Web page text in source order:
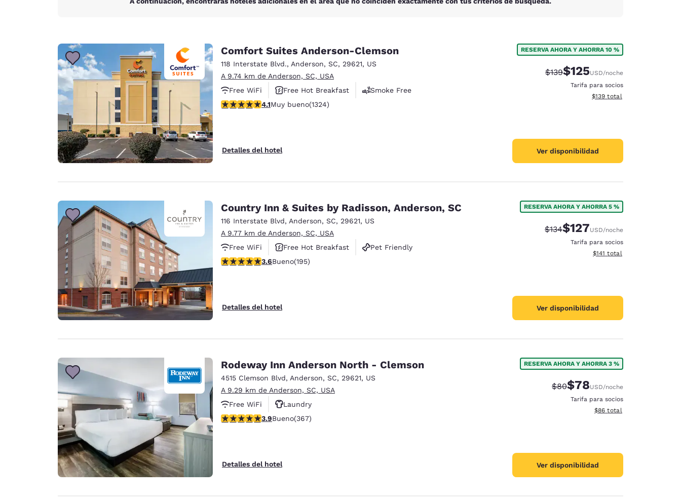
Comfort Suites Anderson-Clemson
118 Interstate Blvd., Anderson, SC, 29621, US
A 9.74 km de Anderson, SC, USA
Free WiFi
Free Hot Breakfast
Smoke Free
calificación de 4.14 estrellas. Muy bueno. 1324 reseñas
4.1Muy bueno(1324)
Detalles del hotel
RESERVA AHORA Y AHORRA 10 %
Precio tachado:
$139Precio con descuento:
$125USD/noche
Tarifa para socios
Ver detalles del total
$139 total
Ver disponibilidad
Country Inn & Suites by Radisson, Anderson, SC
116 Interstate Blvd, Anderson, SC, 29621, US
A 9.77 km de Anderson, SC, USA
Free WiFi
Free Hot Breakfast
Pet Friendly
calificación de 3.58 estrellas. Bueno. 195 reseñas
3.6Bueno(195)
Detalles del hotel
RESERVA AHORA Y AHORRA 5 %
Precio tachado:
$134Precio con descuento:
$127USD/noche
Tarifa para socios
Ver detalles del total
$141 total
Ver disponibilidad
Rodeway Inn Anderson North - Clemson
4515 Clemson Blvd, Anderson, SC, 29621, US
A 9.29 km de Anderson, SC, USA
Free WiFi
Laundry
calificación de 3.85 estrellas. Bueno. 367 reseñas
3.9Bueno(367)
Detalles del hotel
RESERVA AHORA Y AHORRA 3 %
Precio tachado:
$80Precio con descuento:
$78USD/noche
Tarifa para socios
Ver detalles del total
$86 total
Ver disponibilidad